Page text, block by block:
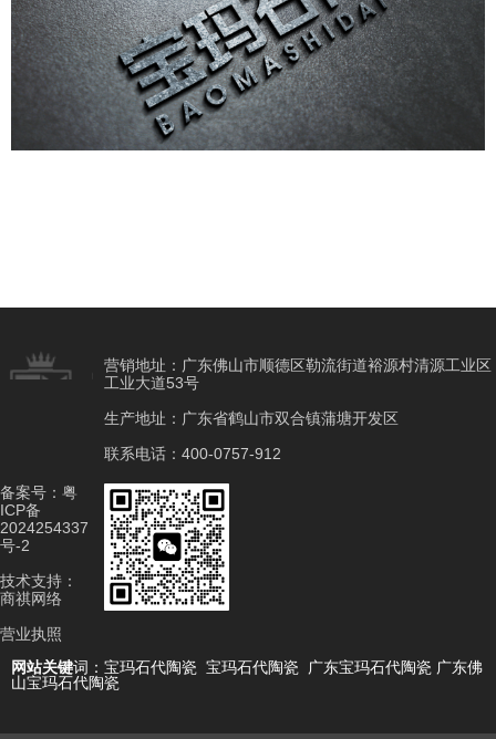
营销地址：广东佛山市顺德区勒流街道裕源村清源工业区
工业大道53号
生产地址：广东省鹤山市双合镇蒲塘开发区
联系电话：400-0757-912
备案号： 粤
ICP备
2024254337
号-2
技术支持：
商祺网络
营业执照
网站关键词： 宝玛石代陶瓷 宝玛石代陶瓷 广东宝玛石代陶瓷 广东佛
山宝玛石代陶瓷